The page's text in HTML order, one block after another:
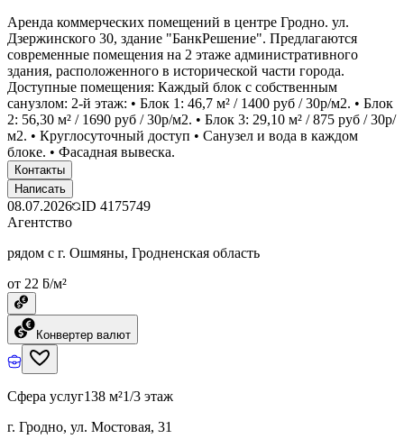
Аренда коммерческих помещений в центре Гродно. ул.
Дзержинского 30, здание "БанкРешение". Предлагаются
современные помещения на 2 этаже административного
здания, расположенного в исторической части города.
Доступные помещения: Каждый блок с собственным
санузлом: 2-й этаж: • Блок 1: 46,7 м² / 1400 руб / 30р/м2. • Блок
2: 56,30 м² / 1690 руб / 30р/м2. • Блок 3: 29,10 м² / 875 руб / 30р/
м2. • Круглосуточный доступ • Санузел и вода в каждом
блоке. • Фасадная вывеска.
Контакты
Написать
08.07.2026 ID 4175749
Агентство
рядом с г. Ошмяны, Гродненская область
от 22 ƃ/м²
Конвертер валют
Сфера услуг138 м²1/3 этаж
г. Гродно, ул. Мостовая, 31